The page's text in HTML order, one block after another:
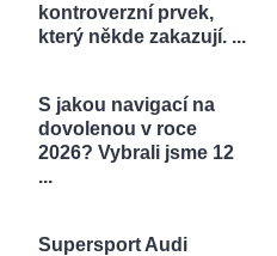
kontroverzní prvek,
který někde zakazují. ...
S jakou navigací na
dovolenou v roce
2026? Vybrali jsme 12
...
Supersport Audi